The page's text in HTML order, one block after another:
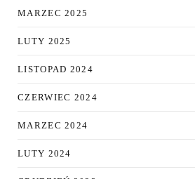
MARZEC 2025
LUTY 2025
LISTOPAD 2024
CZERWIEC 2024
MARZEC 2024
LUTY 2024